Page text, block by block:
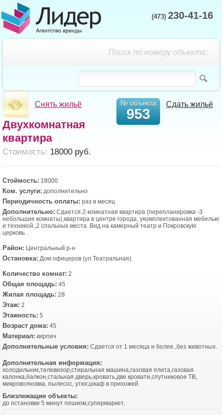
(473) 230-41-16
Поиск по номеру объекта:
Снять жильё Сдать жильё
№ объекта
953
Двухкомнатная
квартира
Cтоимость: 18000 руб.
Стоймость: 18000
Ком. услуги: дополнительно
Периодичность оплаты: раз в месяц
Дополнительно: Сдается 2-комнатная квартира (перепланировка -3
небольшие комнаты),квартира в центре города, укомплектованная мебелью
и техникой.,2 спальных места. Вид на камерный театр и Покровскую
церковь .
Район: Центральный р-н
Остановка: Дом офицеров (ул.Театральная).
Количество комнат: 2
Общая площадь: 45
Жилая площадь: 28
Этаж: 2
Этажность: 5
Возраст дома: 45
Материал: кирпич
Дополнительные условия: Сдается от 1 месяца и более.,без животных.
Дополнительная информация:
холодильник,телевизор,стиральная машина,газовая плита,газовая
калонка,балкон,стальная дверь,кровать,две кровати,спутниковое ТВ,
микроволновка, пылесос, утюг,шкаф в прихожей.
Близлежащие объекты:
до остановки 5 минут пешком,супермаркет,